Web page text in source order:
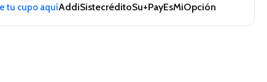
tu cupo aquíAddiSistecréditoSu+PayEsMiOpción